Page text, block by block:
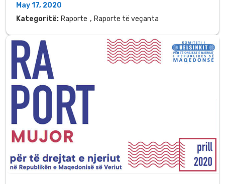
May 17, 2020
Kategoritë: Raporte , Raporte të veçanta